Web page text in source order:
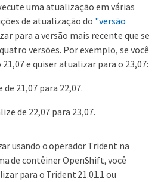
uma atualização em várias
de atualização do "versão
para a versão mais recente que se
versões. Por exemplo, se você
e quiser atualizar para o 23,07:
21,07 para 22,07.
de 22,07 para 23,07.
usando o operador Trident na
de contêiner OpenShift, você
para o Trident 21.01.1 ou